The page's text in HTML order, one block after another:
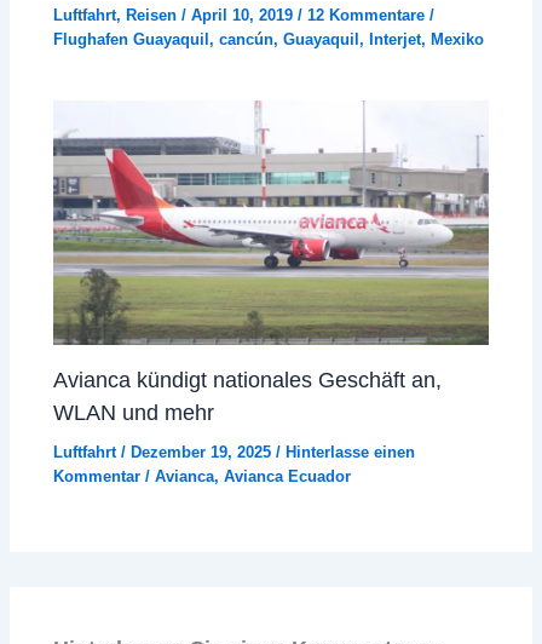
Luftfahrt, Reisen /April 10, 2019/12 Kommentare /
Flughafen Guayaquil,cancún,Guayaquil, Interjet, Mexiko
Avianca kündigt nationales Geschäft an,
WLAN und mehr
Luftfahrt/ Dezember 19, 2025/ Hinterlasse einen
Kommentar /Avianca,Avianca Ecuador